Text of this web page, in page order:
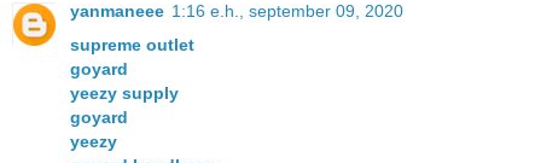
yanmaneee 1:16 e.h., september 09, 2020
supreme outlet
goyard
yeezy supply
goyard
yeezy